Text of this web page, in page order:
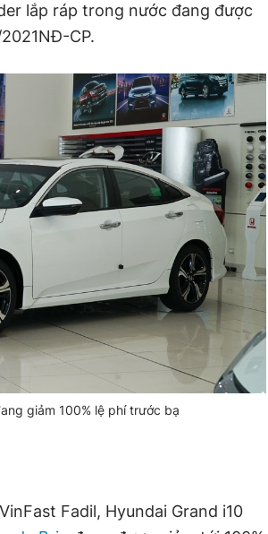
lắp ráp trong nước đang được
CP.
giảm 100% lệ phí trước bạ
Fadil, Hyundai Grand i10